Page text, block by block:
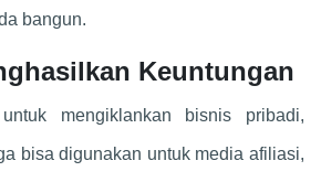
bangun.
Keuntungan
mengiklankan bisnis pribadi,
bisa digunakan untuk media afiliasi,